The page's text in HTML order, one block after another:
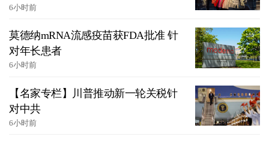
6小时前
莫德纳mRNA流感疫苗获FDA批准 针
对年长患者
6小时前
【名家专栏】川普推动新一轮关税针
对中共
6小时前